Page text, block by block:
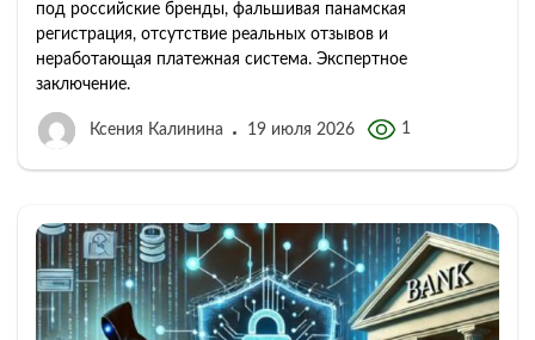
под российские бренды, фальшивая панамская
регистрация, отсутствие реальных отзывов и
неработающая платежная система. Экспертное
заключение.
Ксения Калинина 19 июля 2026 1